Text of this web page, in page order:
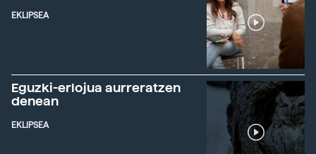
EKLIPSEA
Eguzki-erlojua aurreratzen
denean
EKLIPSEA